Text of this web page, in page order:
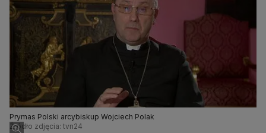
Prymas Polski arcybiskup Wojciech Polak
Źródło zdjęcia: tvn24